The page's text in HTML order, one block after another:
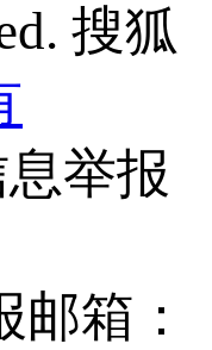
搜狐
举报
邮箱：